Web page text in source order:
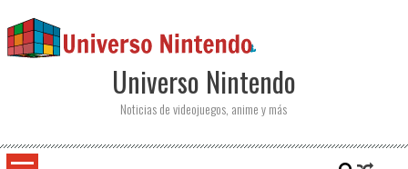
Universo Nintendo
Noticias de videojuegos, anime y más